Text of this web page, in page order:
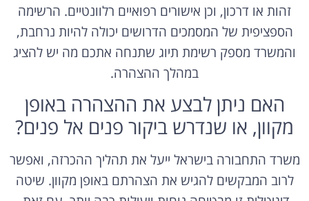
זהות או דרכון, וכן אישורים רפואיים רלוונטיים. הרשימה
הספציפית של המסמכים הדרושים יכולה להיות נרחבת,
והמשרד מספק רשימת תיוג שתנחה אתכם מה יש להציג
במהלך ההצהרה.
האם ניתן לבצע את ההצהרה באופן
מקוון, או שנדרש ביקור פנים אל פנים?
משרד התחבורה בישראל ייעל את תהליך ההכרזה, ואפשר
לרוב המבקשים להגיש את הצהרתם באופן מקוון. שיטה